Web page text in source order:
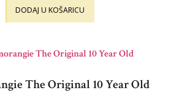
DODAJ U KOŠARICU
The Original 10 Year Old